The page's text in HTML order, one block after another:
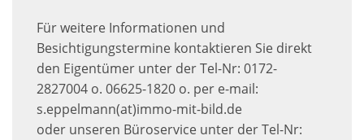
Für weitere Informationen und
Besichtigungstermine kontaktieren Sie direkt
den Eigentümer unter der Tel-Nr: 0172-
2827004 o. 06625-1820 o. per e-mail:
s.eppelmann(at)immo-mit-bild.de
oder unseren Büroservice unter der Tel-Nr: